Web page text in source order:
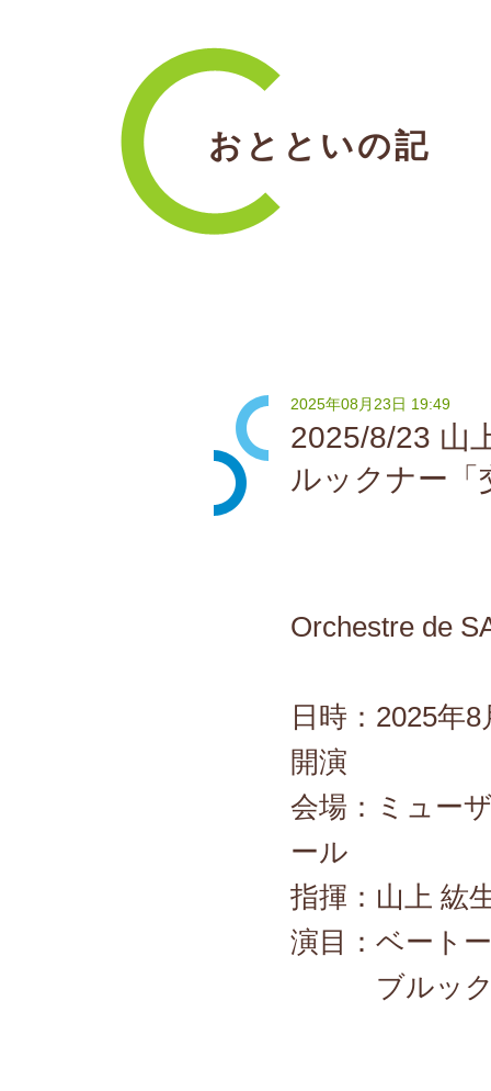
おとといの記
2025/8/23 山
ルックナー「
2025年08月23日 19:49
Orchestre de
日時：2025年
開演
会場：ミュー
ール
指揮：山上 紘
演目：ベート
ブルックナ